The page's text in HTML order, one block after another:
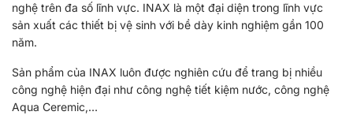
nghệ trên đa số lĩnh vực. INAX là một đại diện trong lĩnh vực
sản xuất các thiết bị vệ sinh với bề dày kinh nghiệm gần 100
năm.
Sản phẩm của INAX luôn được nghiên cứu để trang bị nhiều
công nghệ hiện đại như công nghệ tiết kiệm nước, công nghệ
Aqua Ceremic,…